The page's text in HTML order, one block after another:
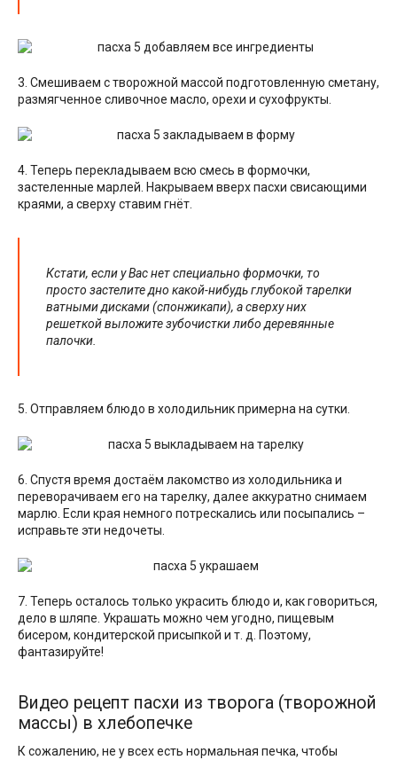
3. Смешиваем с творожной массой подготовленную сметану,
размягченное сливочное масло, орехи и сухофрукты.
4. Теперь перекладываем всю смесь в формочки,
застеленные марлей. Накрываем вверх пасхи свисающими
краями, а сверху ставим гнёт.
Кстати, если у Вас нет специально формочки, то
просто застелите дно какой-нибудь глубокой тарелки
ватными дисками (спонжикапи), а сверху них
решеткой выложите зубочистки либо деревянные
палочки.
5. Отправляем блюдо в холодильник примерна на сутки.
6. Спустя время достаём лакомство из холодильника и
переворачиваем его на тарелку, далее аккуратно снимаем
марлю. Если края немного потрескались или посыпались –
исправьте эти недочеты.
7. Теперь осталось только украсить блюдо и, как говориться,
дело в шляпе. Украшать можно чем угодно, пищевым
бисером, кондитерской присыпкой и т. д. Поэтому,
фантазируйте!
Видео рецепт пасхи из творога (творожной
массы) в хлебопечке
К сожалению, не у всех есть нормальная печка, чтобы